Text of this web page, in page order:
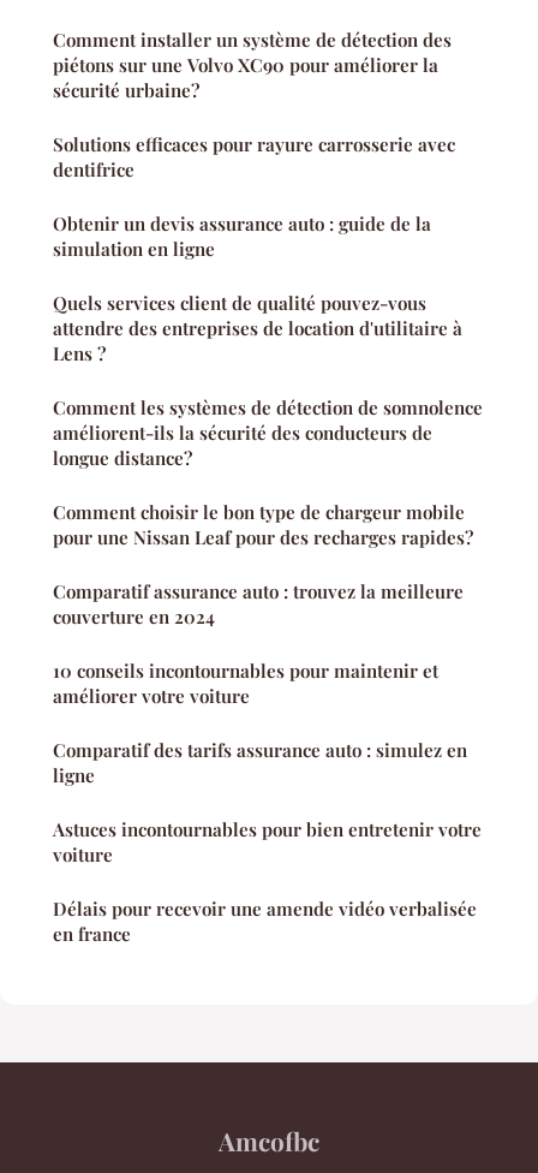
Comment installer un système de détection des
piétons sur une Volvo XC90 pour améliorer la
sécurité urbaine?
Solutions efficaces pour rayure carrosserie avec
dentifrice
Obtenir un devis assurance auto : guide de la
simulation en ligne
Quels services client de qualité pouvez-vous
attendre des entreprises de location d'utilitaire à
Lens ?
Comment les systèmes de détection de somnolence
améliorent-ils la sécurité des conducteurs de
longue distance?
Comment choisir le bon type de chargeur mobile
pour une Nissan Leaf pour des recharges rapides?
Comparatif assurance auto : trouvez la meilleure
couverture en 2024
10 conseils incontournables pour maintenir et
améliorer votre voiture
Comparatif des tarifs assurance auto : simulez en
ligne
Astuces incontournables pour bien entretenir votre
voiture
Délais pour recevoir une amende vidéo verbalisée
en france
Amcofbc